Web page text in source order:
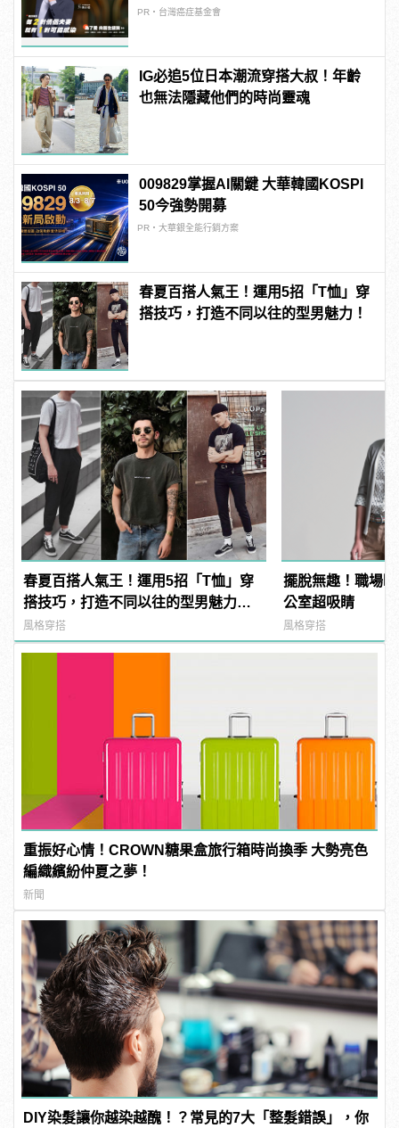
PR・台灣癌症基金會
IG必追5位日本潮流穿搭大叔！年齡
也無法隱藏他們的時尚靈魂
009829掌握AI關鍵 大華韓國KOSPI
50今強勢開募
PR・大華銀全能行銷方案
春夏百搭人氣王！運用5招「T恤」穿
搭技巧，打造不同以往的型男魅力！
春夏百搭人氣王！運用5招「T恤」穿
搭技巧，打造不同以往的型男魅力！ |
manfashion這樣變型男
風格穿搭
擺脫無趣！職場
公室超吸睛
風格穿搭
重振好心情！CROWN糖果盒旅行箱時尚換季 大勢亮色
編織繽紛仲夏之夢！
新聞
DIY染髮讓你越染越醜！？常見的7大「整髮錯誤」，你